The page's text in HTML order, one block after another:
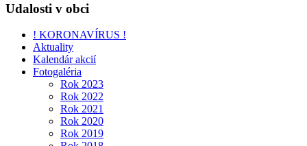
Udalosti v obci
! KORONAVÍRUS !
Aktuality
Kalendár akcií
Fotogaléria
Rok 2023
Rok 2022
Rok 2021
Rok 2020
Rok 2019